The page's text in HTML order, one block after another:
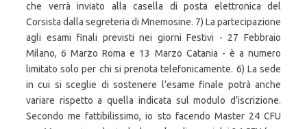
che verrà inviato alla casella di posta elettronica del
Corsista dalla segreteria di Mnemosine. 7) La partecipazione
agli esami finali previsti nei giorni Festivi - 27 Febbraio
Milano, 6 Marzo Roma e 13 Marzo Catania - è a numero
limitato solo per chi si prenota telefonicamente. 6) La sede
in cui si sceglie di sostenere l’esame finale potrà anche
variare rispetto a quella indicata sul modulo d’iscrizione.
Secondo me fattibilissimo, io sto facendo Master 24 CFU